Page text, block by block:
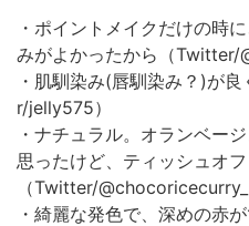
・ポイントメイクだけの時
みがよかったから（Twitter/
・肌馴染み(唇馴染み？)が
r/jelly575）
・ナチュラル。オランベー
思ったけど、ティッシュオ
（Twitter/@chocoricecurry_
・綺麗な発色で、深めの赤